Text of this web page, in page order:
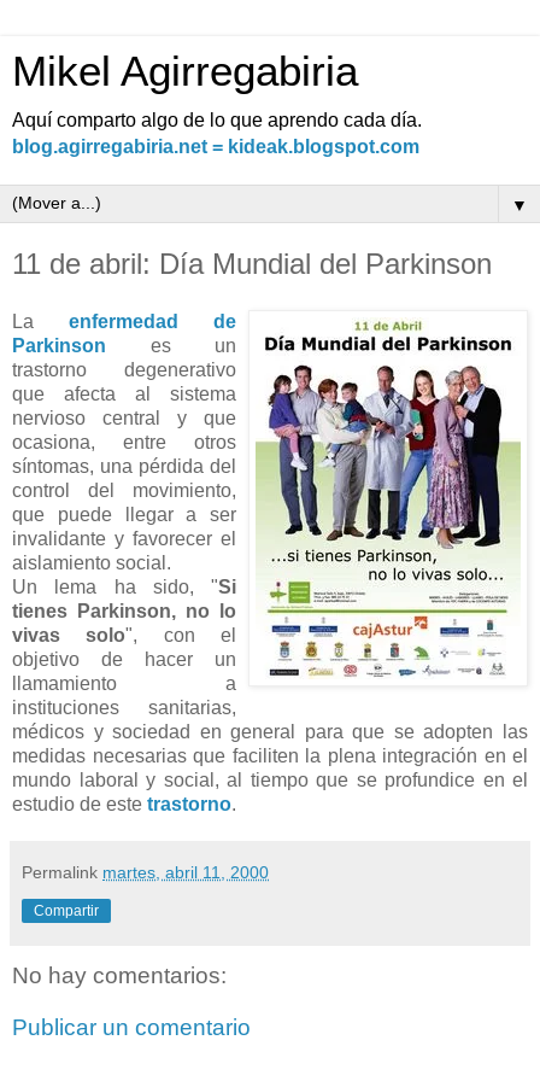
Mikel Agirregabiria
Aquí comparto algo de lo que aprendo cada día.
blog.agirregabiria.net = kideak.blogspot.com
▼
11 de abril: Día Mundial del Parkinson
La enfermedad de
Parkinson es un
trastorno degenerativo
que afecta al sistema
nervioso central y que
ocasiona, entre otros
síntomas, una pérdida del
control del movimiento,
que puede llegar a ser
invalidante y favorecer el
aislamiento social.
Un lema ha sido, "Si
tienes Parkinson, no lo
vivas solo", con el
objetivo de hacer un
llamamiento a
instituciones sanitarias,
médicos y sociedad en general para que se adopten las
medidas necesarias que faciliten la plena integración en el
mundo laboral y social, al tiempo que se profundice en el
estudio de este trastorno.
Permalink martes, abril 11, 2000
Compartir
No hay comentarios:
Publicar un comentario